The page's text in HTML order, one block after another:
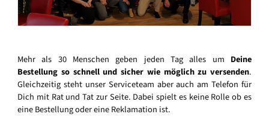
Mehr als 30 Menschen geben jeden Tag alles um Deine
Bestellung so schnell und sicher wie möglich zu versenden.
Gleichzeitig steht unser Serviceteam aber auch am Telefon für
Dich mit Rat und Tat zur Seite. Dabei spielt es keine Rolle ob es
eine Bestellung oder eine Reklamation ist.